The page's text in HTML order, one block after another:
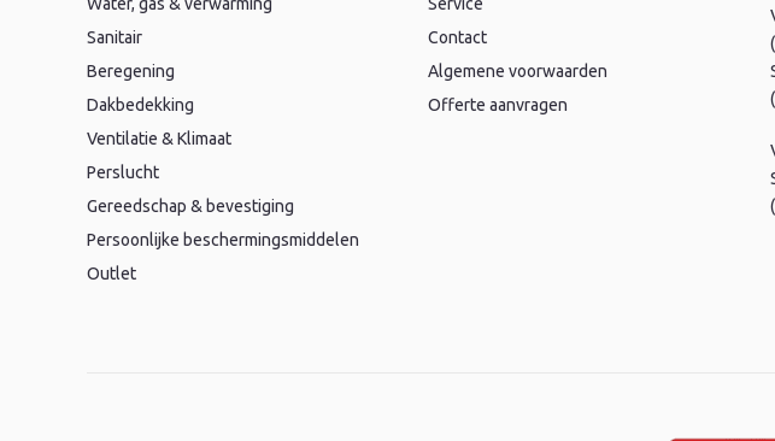
Sanitair
Beregening
Dakbedekking
Ventilatie & Klimaat
Perslucht
Gereedschap & bevestiging
Persoonlijke beschermingsmiddelen
Outlet
Contact
Algemene voorwaarden
Offerte aanvragen